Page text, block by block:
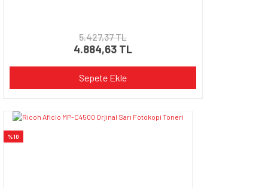
5.427,37 TL
4.884,63 TL
Sepete Ekle
%10